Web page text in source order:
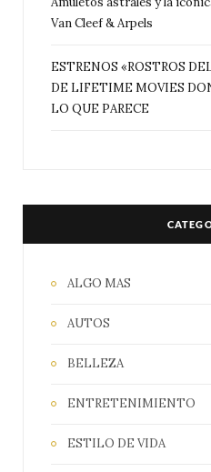
Van Cleef & Arpels
ESTRENOS «ROSTROS
DE LIFETIME MOVIES
LO QUE PARECE
ALGO MAS
AUTOS
BELLEZA
ENTRETENIMIENTO
ESTILO DE VIDA